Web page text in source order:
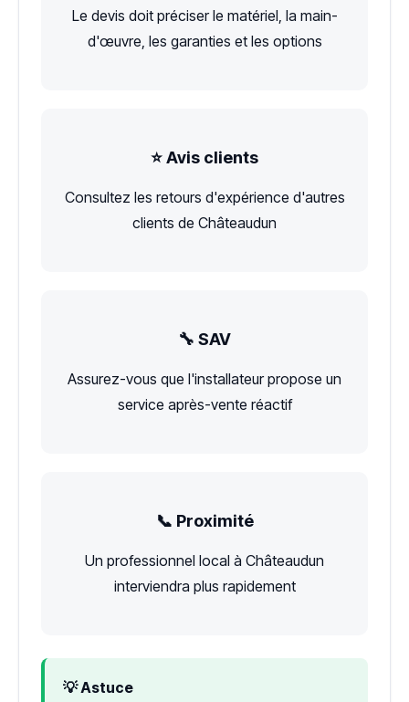
Le devis doit préciser le matériel, la main-
d'œuvre, les garanties et les options
⭐ Avis clients
Consultez les retours d'expérience d'autres
clients de Châteaudun
🔧 SAV
Assurez-vous que l'installateur propose un
service après-vente réactif
📞 Proximité
Un professionnel local à Châteaudun
interviendra plus rapidement
💡 Astuce